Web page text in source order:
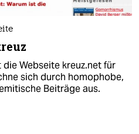
Webseite kreuz.net für
sich durch homophobe,
Beiträge aus.